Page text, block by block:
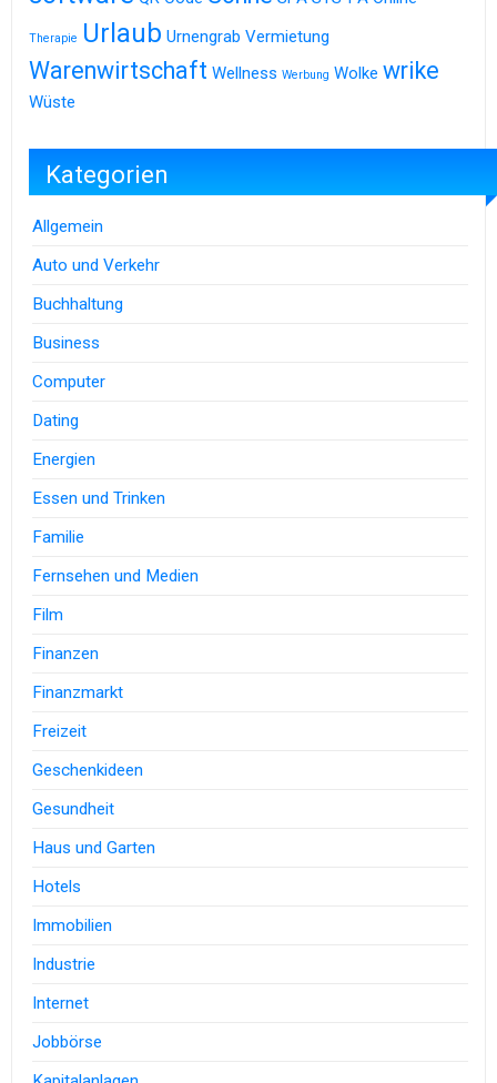
Therapie Urlaub Urnengrab Vermietung
Warenwirtschaft Wellness Werbung Wolke wrike
Wüste
Kategorien
Allgemein
Auto und Verkehr
Buchhaltung
Business
Computer
Dating
Energien
Essen und Trinken
Familie
Fernsehen und Medien
Film
Finanzen
Finanzmarkt
Freizeit
Geschenkideen
Gesundheit
Haus und Garten
Hotels
Immobilien
Industrie
Internet
Jobbörse